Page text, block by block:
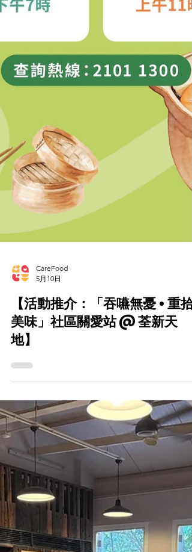
CareFood
5月10日
【活動推介：「吞嚥無憂 • 重拾
美味」社區關愛站 @ 荃新天
地】